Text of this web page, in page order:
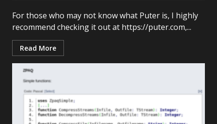
For those who may not know what Puter is, I highly
recommend checking it out at https://puter.com,...
Read More